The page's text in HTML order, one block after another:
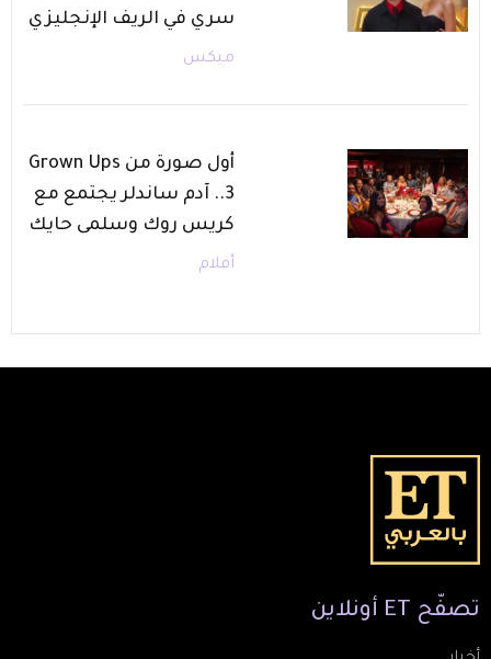
سري في الريف الإنجليزي
ميكس
أول صورة من Grown Ups
3.. آدم ساندلر يجتمع مع
كريس روك وسلمى حايك
أفلام
تصفّح ET أونلاين